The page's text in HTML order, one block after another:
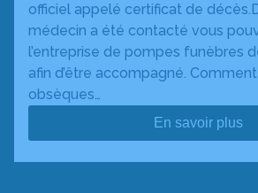
officiel appelé certificat de
médecin a été contacté vous
l’entreprise de pompes funèbres
afin d’être accompagné.
obsèques…
En savoir plus